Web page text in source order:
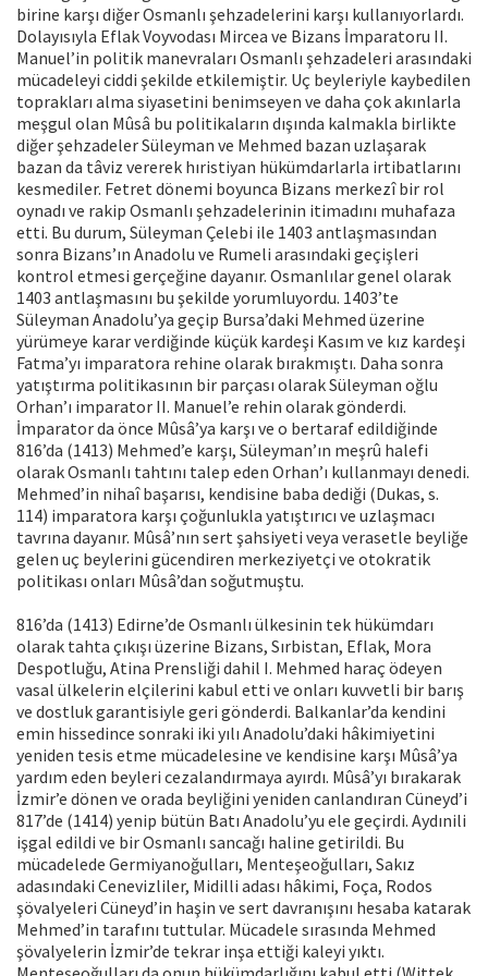
birine karşı diğer Osmanlı şehzadelerini karşı kullanıyorlardı.
Dolayısıyla Eflak Voyvodası Mircea ve Bizans İmparatoru II.
Manuel’in politik manevraları Osmanlı şehzadeleri arasındaki
mücadeleyi ciddi şekilde etkilemiştir. Uç beyleriyle kaybedilen
toprakları alma siyasetini benimseyen ve daha çok akınlarla
meşgul olan Mûsâ bu politikaların dışında kalmakla birlikte
diğer şehzadeler Süleyman ve Mehmed bazan uzlaşarak
bazan da tâviz vererek hıristiyan hükümdarlarla irtibatlarını
kesmediler. Fetret dönemi boyunca Bizans merkezî bir rol
oynadı ve rakip Osmanlı şehzadelerinin itimadını muhafaza
etti. Bu durum, Süleyman Çelebi ile 1403 antlaşmasından
sonra Bizans’ın Anadolu ve Rumeli arasındaki geçişleri
kontrol etmesi gerçeğine dayanır. Osmanlılar genel olarak
1403 antlaşmasını bu şekilde yorumluyordu. 1403’te
Süleyman Anadolu’ya geçip Bursa’daki Mehmed üzerine
yürümeye karar verdiğinde küçük kardeşi Kasım ve kız kardeşi
Fatma’yı imparatora rehine olarak bırakmıştı. Daha sonra
yatıştırma politikasının bir parçası olarak Süleyman oğlu
Orhan’ı imparator II. Manuel’e rehin olarak gönderdi.
İmparator da önce Mûsâ’ya karşı ve o bertaraf edildiğinde
816’da (1413) Mehmed’e karşı, Süleyman’ın meşrû halefi
olarak Osmanlı tahtını talep eden Orhan’ı kullanmayı denedi.
Mehmed’in nihaî başarısı, kendisine baba dediği (Dukas, s.
114) imparatora karşı çoğunlukla yatıştırıcı ve uzlaşmacı
tavrına dayanır. Mûsâ’nın sert şahsiyeti veya verasetle beyliğe
gelen uç beylerini gücendiren merkeziyetçi ve otokratik
politikası onları Mûsâ’dan soğutmuştu.
816’da (1413) Edirne’de Osmanlı ülkesinin tek hükümdarı
olarak tahta çıkışı üzerine Bizans, Sırbistan, Eflak, Mora
Despotluğu, Atina Prensliği dahil I. Mehmed haraç ödeyen
vasal ülkelerin elçilerini kabul etti ve onları kuvvetli bir barış
ve dostluk garantisiyle geri gönderdi. Balkanlar’da kendini
emin hissedince sonraki iki yılı Anadolu’daki hâkimiyetini
yeniden tesis etme mücadelesine ve kendisine karşı Mûsâ’ya
yardım eden beyleri cezalandırmaya ayırdı. Mûsâ’yı bırakarak
İzmir’e dönen ve orada beyliğini yeniden canlandıran Cüneyd’i
817’de (1414) yenip bütün Batı Anadolu’yu ele geçirdi. Aydınili
işgal edildi ve bir Osmanlı sancağı haline getirildi. Bu
mücadelede Germiyanoğulları, Menteşeoğulları, Sakız
adasındaki Cenevizliler, Midilli adası hâkimi, Foça, Rodos
şövalyeleri Cüneyd’in haşin ve sert davranışını hesaba katarak
Mehmed’in tarafını tuttular. Mücadele sırasında Mehmed
şövalyelerin İzmir’de tekrar inşa ettiği kaleyi yıktı.